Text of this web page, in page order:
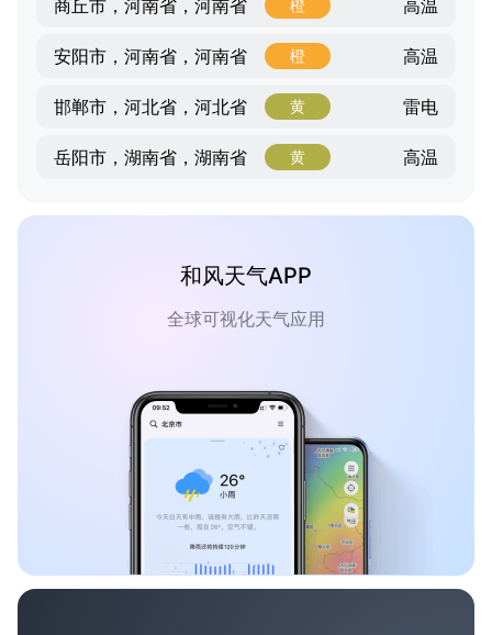
商丘市，河南省，河南省 橙 高温
安阳市，河南省，河南省 橙 高温
邯郸市，河北省，河北省 黄 雷电
岳阳市，湖南省，湖南省 黄 高温
和风天气APP
全球可视化天气应用